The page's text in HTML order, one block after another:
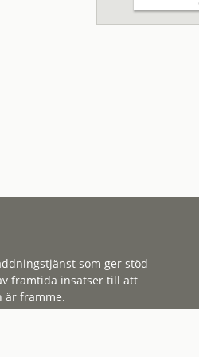
som ger stöd
framtida insatser till att
är framme.